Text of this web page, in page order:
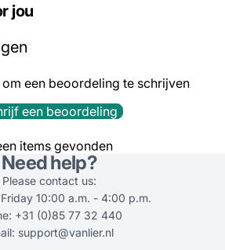
jou
een beoordeling te schrijven
een beoordeling
items gevonden
Need help?
Please contact us:
10:00 a.m. - 4:00 p.m.
+31 (0)85 77 32 440
support@vanlier.nl